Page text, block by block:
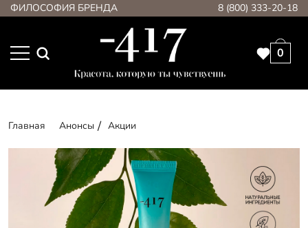
ФИЛОСОФИЯ БРЕНДА 8 (800) 333-20-18
0
Главная Анонсы Акции